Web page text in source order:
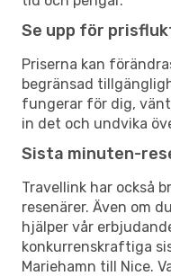
Se upp för
Priserna kan
begränsad
fungerar för dig,
in det och undvika
Sista minuten-
Travellink har också
resenärer. Även om
hjälper vår
konkurrenskraftiga
Mariehamn till Nice.